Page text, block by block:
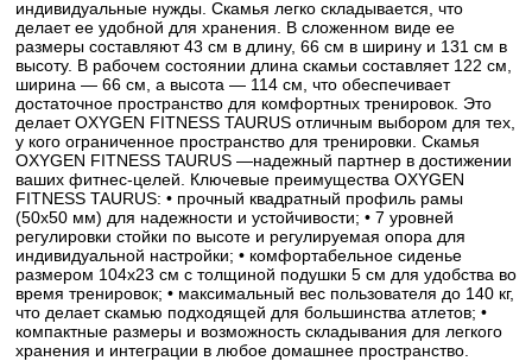
индивидуальные нужды. Скамья легко складывается, что
делает ее удобной для хранения. В сложенном виде ее
размеры составляют 43 см в длину, 66 см в ширину и 131 см в
высоту. В рабочем состоянии длина скамьи составляет 122 см,
ширина — 66 см, а высота — 114 см, что обеспечивает
достаточное пространство для комфортных тренировок. Это
делает OXYGEN FITNESS TAURUS отличным выбором для тех,
у кого ограниченное пространство для тренировки. Скамья
OXYGEN FITNESS TAURUS —надежный партнер в достижении
ваших фитнес-целей. Ключевые преимущества OXYGEN
FITNESS TAURUS: • прочный квадратный профиль рамы
(50x50 мм) для надежности и устойчивости; • 7 уровней
регулировки стойки по высоте и регулируемая опора для
индивидуальной настройки; • комфортабельное сиденье
размером 104x23 см с толщиной подушки 5 см для удобства во
время тренировок; • максимальный вес пользователя до 140 кг,
что делает скамью подходящей для большинства атлетов; •
компактные размеры и возможность складывания для легкого
хранения и интеграции в любое домашнее пространство.